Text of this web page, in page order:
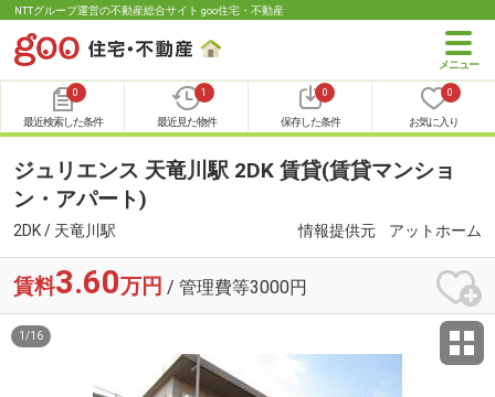
NTTグループ運営の不動産総合サイト goo住宅・不動産
0
最近検索した条件
1
最近見た物件
0
保存した条件
0
お気に入り
ジュリエンス 天竜川駅 2DK 賃貸(賃貸マンショ
ン・アパート)
2DK / 天竜川駅 情報提供元 アットホーム
賃料3.60万円 / 管理費等3000円
1 /16